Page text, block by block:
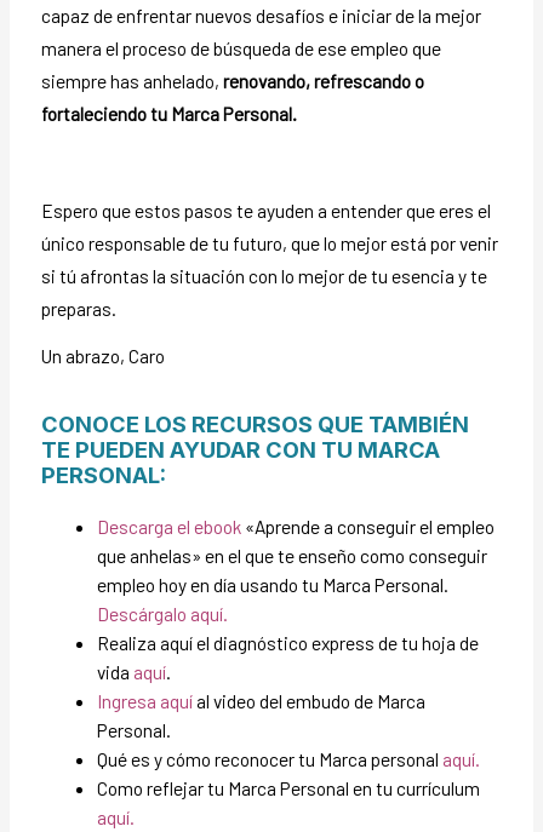
capaz de enfrentar nuevos desafíos e iniciar de la mejor
manera el proceso de búsqueda de ese empleo que
siempre has anhelado, renovando, refrescando o
fortaleciendo tu Marca Personal.
Espero que estos pasos te ayuden a entender que eres el
único responsable de tu futuro, que lo mejor está por venir
si tú afrontas la situación con lo mejor de tu esencia y te
preparas.
Un abrazo, Caro
CONOCE LOS RECURSOS QUE TAMBIÉN
TE PUEDEN AYUDAR CON TU MARCA
PERSONAL:
Descarga el ebook «Aprende a conseguir el empleo
que anhelas» en el que te enseño como conseguir
empleo hoy en día usando tu Marca Personal.
Descárgalo aquí.
Realiza aquí el diagnóstico express de tu hoja de
vida aquí
Ingresa aquí al video del embudo de Marca
Personal.
Qué es y cómo reconocer tu Marca personal aquí.
Como reflejar tu Marca Personal en tu currículum
aquí.